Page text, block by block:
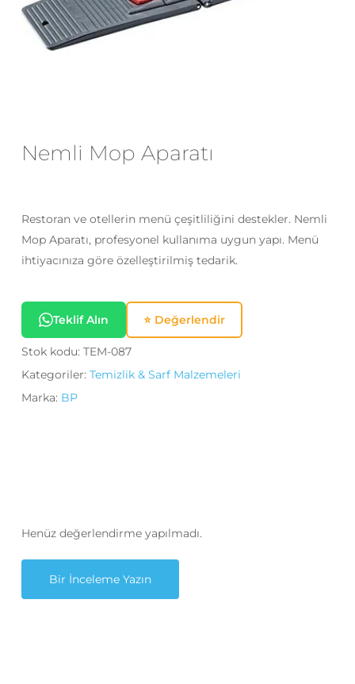
Nemli Mop Aparatı
Restoran ve otellerin menü çeşitliliğini destekler. Nemli
Mop Aparatı, profesyonel kullanıma uygun yapı. Menü
ihtiyacınıza göre özelleştirilmiş tedarik.
Teklif Alın ⭐ Değerlendir
Stok kodu: TEM-087
Kategoriler: Temizlik & Sarf Malzemeleri
Marka: BP
Henüz değerlendirme yapılmadı.
Bir İnceleme Yazın
E-posta*
kaydedilsin.